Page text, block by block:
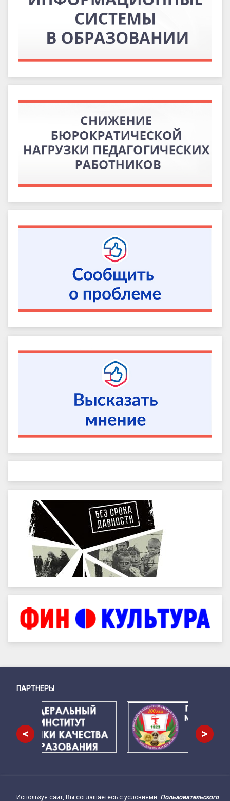
Снизу
ПАРТНЕРЫ
< >
Используя сайт, Вы соглашаетесь с условиями Пользовательского